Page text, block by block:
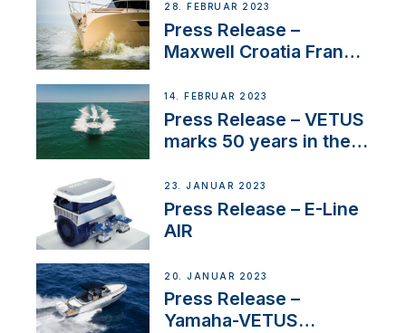
28. FEBRUAR 2023
Press Release –
Maxwell Croatia France
14. FEBRUAR 2023
Press Release – VETUS
marks 50 years in the
23. JANUAR 2023
Press Release – E-Line
AIR
20. JANUAR 2023
Press Release –
Yamaha-VETUS